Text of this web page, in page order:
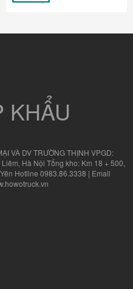
KHẨU
VÀ DV TRƯỜNG THỊNH VPGD:
Hà Nội Tổng kho: Km 18 + 500,
Hotline 0983.86.3338 | Email